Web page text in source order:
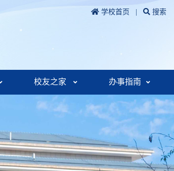
学校首页 搜索
校友之家 办事指南